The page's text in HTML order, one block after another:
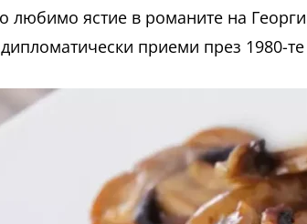
любимо ястие в романите на
приеми през 1980-те